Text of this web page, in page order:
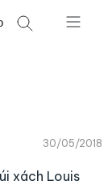
30/05/2018
xách Louis